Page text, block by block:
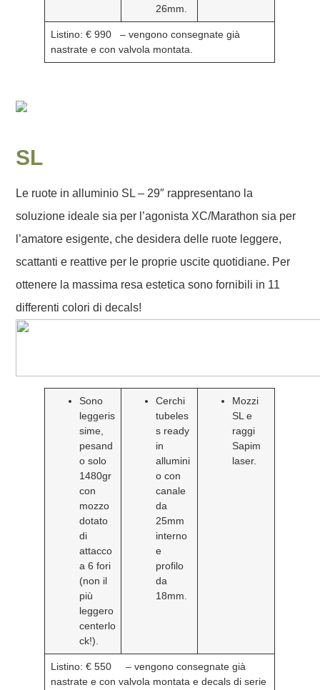
26mm.
Listino: € 990– vengono consegnate già
nastrate e con valvola montata.
SL
Le ruote in alluminio SL – 29″ rappresentano la
soluzione ideale sia per l’agonista XC/Marathon sia per
l’amatore esigente, che desidera delle ruote leggere,
scattanti e reattive per le proprie uscite quotidiane. Per
ottenere la massima resa estetica sono fornibili in 11
differenti colori di decals!
Sono
leggeris
sime,
pesand
o solo
1480gr
con
mozzo
dotato
di
attacco
a 6 fori
(non il
più
leggero
centerlo
ck!).
Cerchi
tubeles
s ready
in
allumini
o con
canale
da
25mm
interno
e
profilo
da
18mm.
Mozzi
SL e
raggi
Sapim
laser.
Listino: € 550– vengono consegnate già
nastrate e con valvola montata e decals di serie